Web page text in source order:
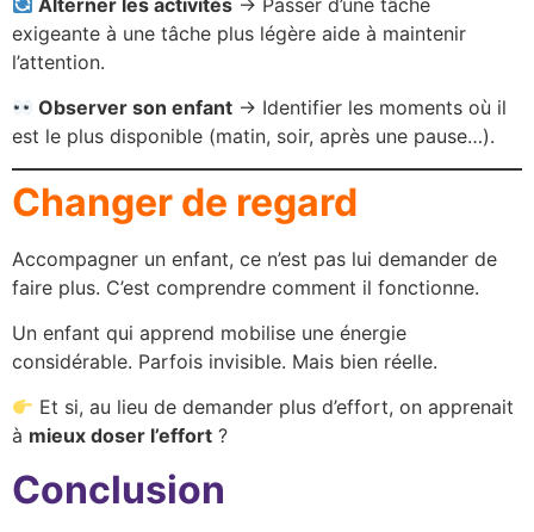
exigeante à une tâche plus légère aide à maintenir
l’attention.
Observer son enfant -> Identifier les moments où il
est le plus disponible (matin, soir, après une pause…).
Changer de regard
Accompagner un enfant, ce n’est pas lui demander de
faire plus. C’est comprendre comment il fonctionne.
Un enfant qui apprend mobilise une énergie
considérable. Parfois invisible. Mais bien réelle.
Et si, au lieu de demander plus d’effort, on apprenait
à mieux doser l’effort ?
Conclusion